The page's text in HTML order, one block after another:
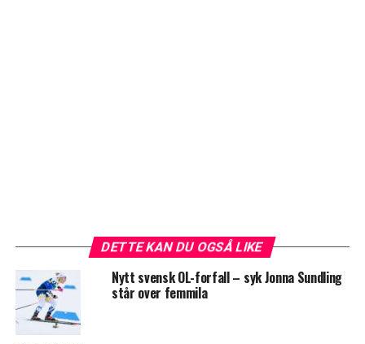
DETTE KAN DU OGSÅ LIKE
Nytt svensk OL-forfall – syk Jonna Sundling
står over femmila